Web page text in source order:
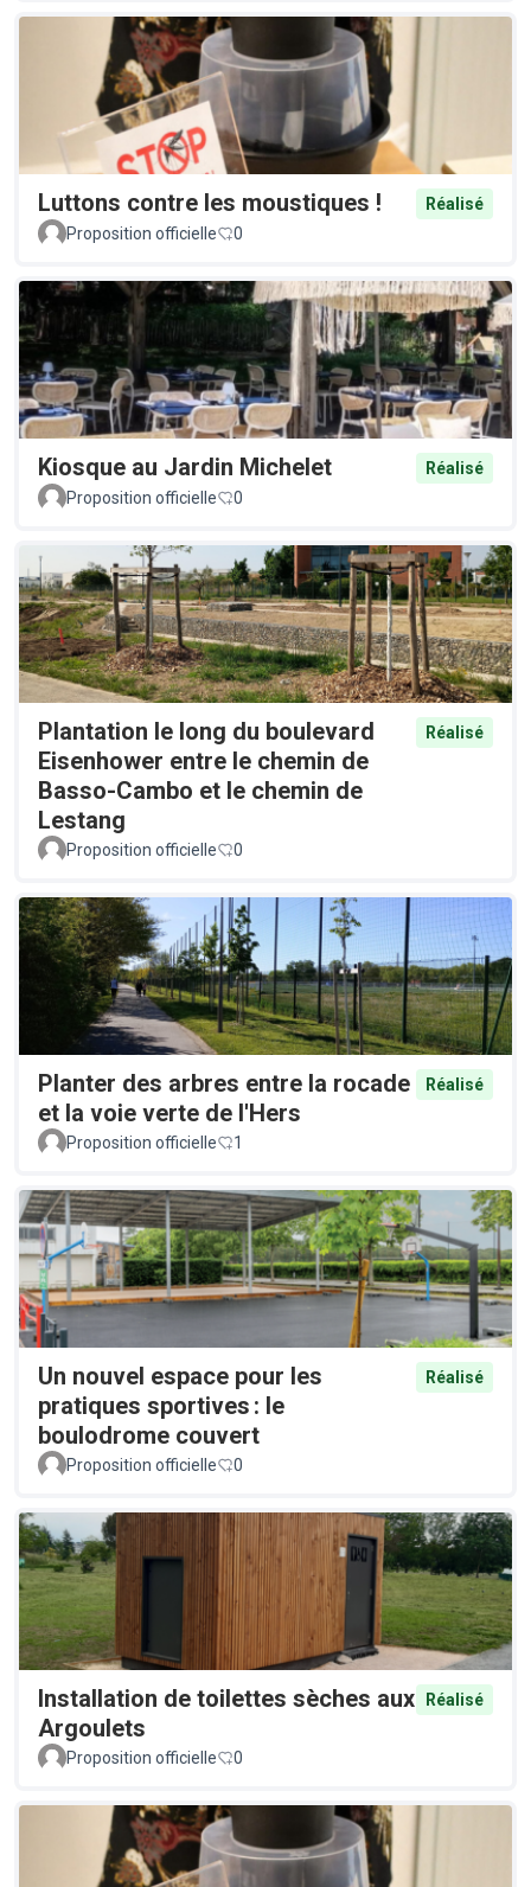
Luttons contre les moustiques !
Réalisé
Proposition officielle
0
Kiosque au Jardin Michelet
Réalisé
Proposition officielle
0
Plantation le long du boulevard
Eisenhower entre le chemin de
Basso-Cambo et le chemin de
Lestang
Réalisé
Proposition officielle 0
Planter des arbres entre la rocade
et la voie verte de l'Hers
Réalisé
Proposition officielle 1
Un nouvel espace pour les
pratiques sportives : le
boulodrome couvert
Réalisé
Proposition officielle 0
Installation de toilettes sèches aux
Argoulets
Réalisé
Proposition officielle 0